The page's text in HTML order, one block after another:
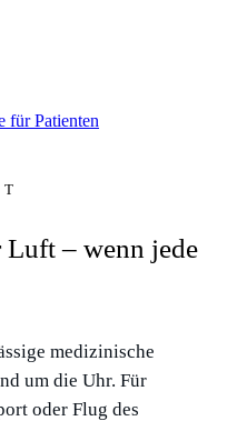
Luft – wenn jede
medizinische
um die Uhr. Für
oder Flug des